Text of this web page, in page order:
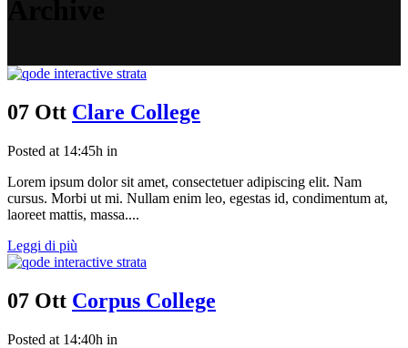
07 Ott Clare College
Posted at 14:45h in
Lorem ipsum dolor sit amet, consectetuer adipiscing elit. Nam
cursus. Morbi ut mi. Nullam enim leo, egestas id, condimentum at,
laoreet mattis, massa....
Leggi di più
07 Ott Corpus College
Posted at 14:40h in